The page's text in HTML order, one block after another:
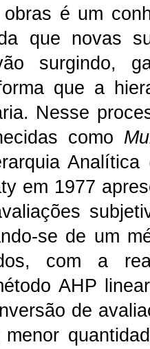
é um
que novas
surgindo,
que a
Nesse
como
em 1977
se de um
com a
AHP
de